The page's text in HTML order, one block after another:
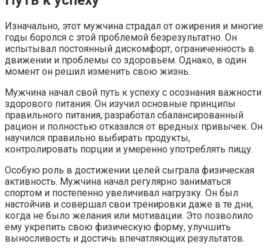
Изначально, этот мужчина страдал от ожирения и многие
годы боролся с этой проблемой безрезультатно. Он
испытывал постоянный дискомфорт, ограниченность в
движении и проблемы со здоровьем. Однако, в один
момент он решил изменить свою жизнь.
Мужчина начал свой путь к успеху с осознания важности
здорового питания. Он изучил основные принципы
правильного питания, разработал сбалансированный
рацион и полностью отказался от вредных привычек. Он
научился правильно выбирать продукты,
контролировать порции и умеренно употреблять пищу.
Особую роль в достижении целей сыграла физическая
активность. Мужчина начал регулярно заниматься
спортом и постепенно увеличивал нагрузку. Он был
настойчив и совершал свои тренировки даже в те дни,
когда не было желания или мотивации. Это позволило
ему укрепить свою физическую форму, улучшить
выносливость и достичь впечатляющих результатов.